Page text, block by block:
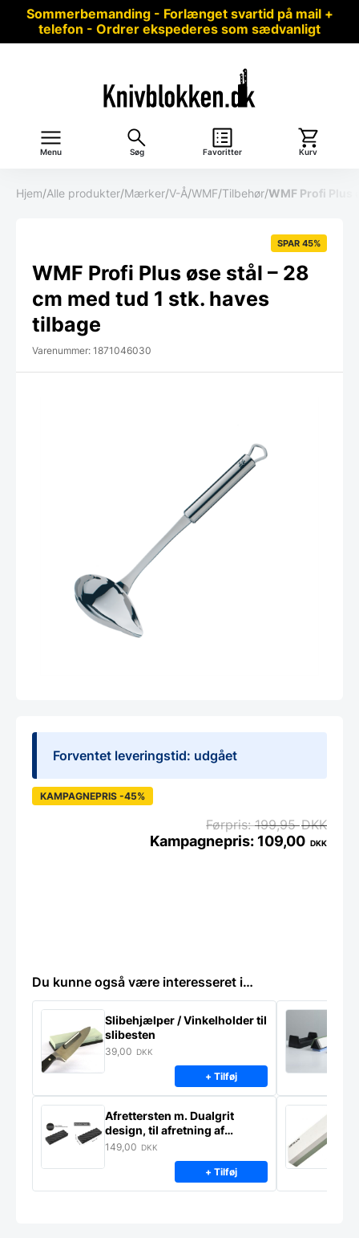
Sommerbemanding - Forlænget svartid på mail +
telefon - Ordrer ekspederes som sædvanligt
Menu Søg Favoritter Kurv
Hjem/Alle produkter/Mærker/V-Å/WMF/Tilbehør/WMF Profi Plus
SPAR 45%
WMF Profi Plus øse stål – 28
cm med tud 1 stk. haves
tilbage
Varenummer: 1871046030
Forventet leveringstid: udgået
KAMPAGNEPRIS -45%
199,95DKK
109,00 DKK
Du kunne også være interesseret i…
Slibehjælper / Vinkelholder til
slibesten
39,00 DKK
+ Tilføj
Afrettersten m. Dualgrit
design, til afretning af
slibesten
149,00 DKK
+ Tilføj